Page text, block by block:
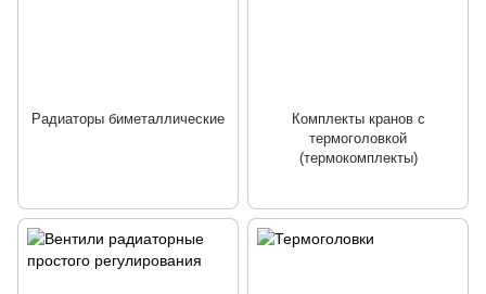
Радиаторы биметаллические
Комплекты кранов с
термоголовкой
(термокомплекты)